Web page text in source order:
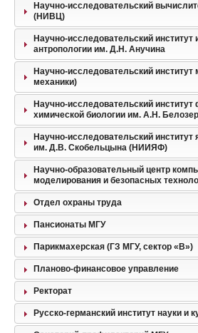
Научно-исследовательский
(НИВЦ)
Научно-исследовательский институт
антропологии им. Д.Н. Анучина
Научно-исследовательский
механики)
Научно-исследовательский институт
химической биологии им. А.Н.
Научно-исследовательский институт
им. Д.В. Скобельцына (НИИЯФ)
Научно-образовательный центр
моделирования и безопасных
Отдел охраны труда
Пансионаты МГУ
Парикмахерская (ГЗ МГУ, сектор «В»)
Планово-финансовое управление
Ректорат
Русско-германский институт науки и